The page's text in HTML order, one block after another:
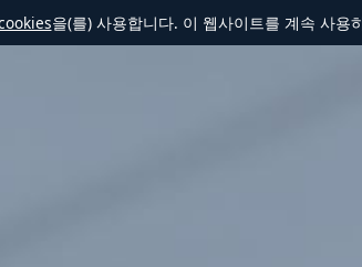
을(를) 사용합니다. 이 웹사이트를 계속 사